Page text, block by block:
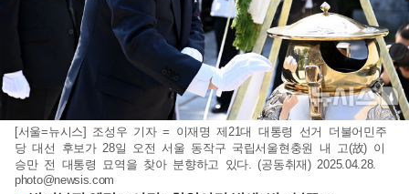
[서울=뉴시스] 조성우 기자 = 이재명 제21대 대통령 선거 더불어민주
당 대선 후보가 28일 오전 서울 동작구 국립서울현충원 내 고(故) 이
승만 전 대통령 묘역을 찾아 분향하고 있다. (공동취재) 2025.04.28.
photo@newsis.com